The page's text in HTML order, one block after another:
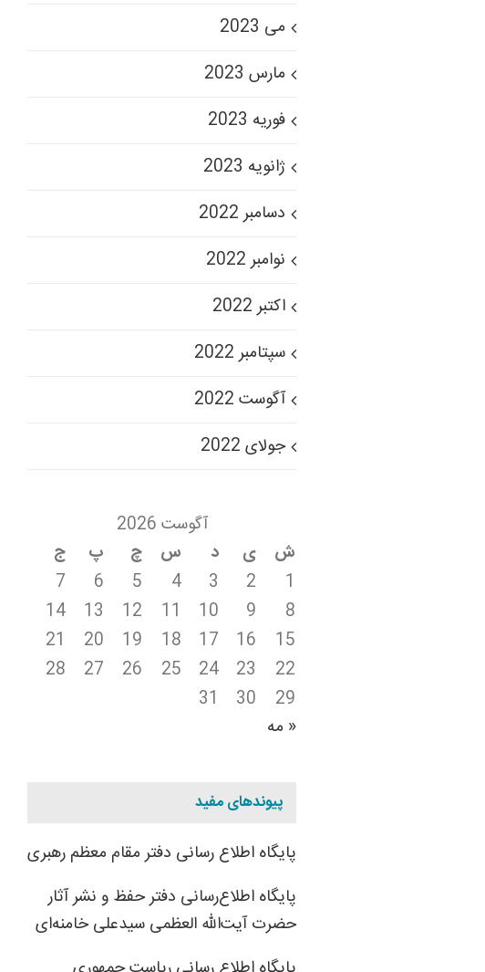
می 2023
مارس 2023
فوریه 2023
ژانویه 2023
دسامبر 2022
نوامبر 2022
اکتبر 2022
سپتامبر 2022
آگوست 2022
جولای 2022
آگوست 2026
ش
ی د س چ پ
ج
1
2
3
4
5
6
7
8
9
10
11
12
13
14
15
16
17
18
19
20
21
22
23
24
25
26
27
28
29
30
31
« مه
پیوندهای مفید
پایگاه اطلاع رسانی دفتر مقام معظم رهبری
پایگاه اطلاع‌رسانی دفتر حفظ و نشر آثار
حضرت آیت‌الله العظمی سیدعلی خامنه‌ای